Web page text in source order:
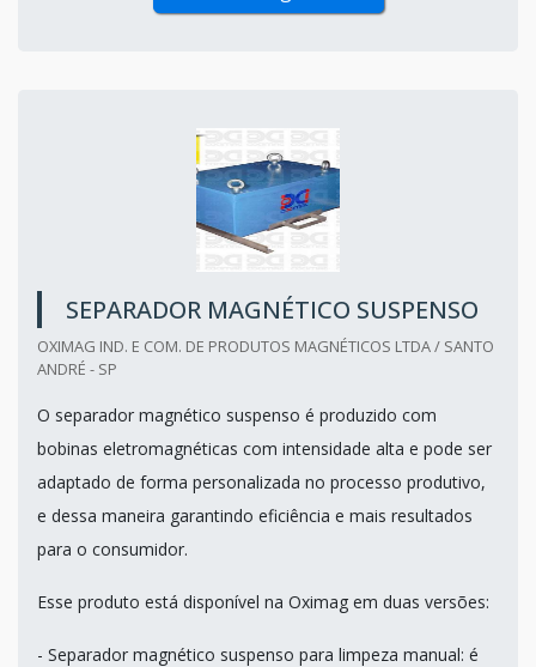
SEPARADOR MAGNÉTICO SUSPENSO
OXIMAG IND. E COM. DE PRODUTOS MAGNÉTICOS LTDA / SANTO
ANDRÉ - SP
O separador magnético suspenso é produzido com
bobinas eletromagnéticas com intensidade alta e pode ser
adaptado de forma personalizada no processo produtivo,
e dessa maneira garantindo eficiência e mais resultados
para o consumidor.
Esse produto está disponível na Oximag em duas versões:
- Separador magnético suspenso para limpeza manual: é